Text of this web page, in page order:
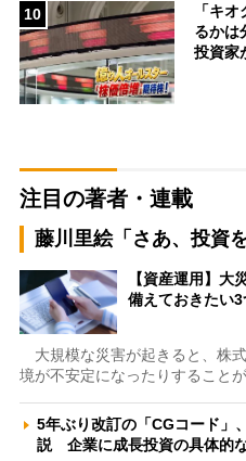
10
「キ
るかは
投資
注目の著者・連載
藤川里絵「さあ、投資
【資産運用】大
備えておきたい
大規模な災害が起きると、株
境が不安定になったりすること
5年ぶり改訂の「CGコード」
説 企業に成長投資の具体的